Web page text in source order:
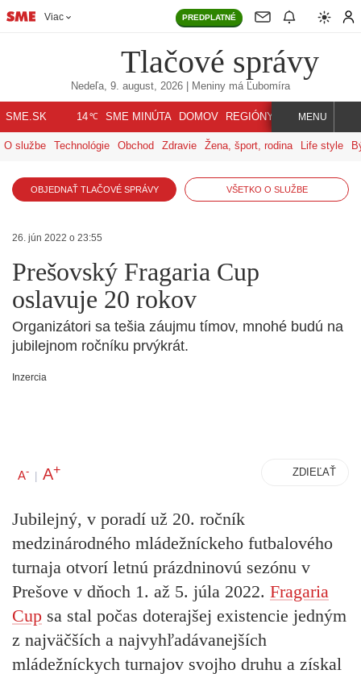
Viac PREDPLATNÉ
Tlačové správy
Nedeľa, 9. august, 2026 | Meniny má Ľubomíra
SME.SK 14℃ SME MINÚTA DOMOV REGIÓNY INDEX SVET
MENU
O službe Technológie Obchod Zdravie Žena, šport, rodina Life style
OBJEDNAŤ TLAČOVÉ SPRÁVY VŠETKO O SLUŽBE
26. jún 2022 o 23:55
Prešovský Fragaria Cup
oslavuje 20 rokov
Organizátori sa tešia záujmu tímov, mnohé budú na
jubilejnom ročníku prvýkrát.
Inzercia
A- | A+ ZDIEĽAŤ
Jubilejný, v poradí už 20. ročník
medzinárodného mládežníckeho futbalového
turnaja otvorí letnú prázdninovú sezónu v
Prešove v dňoch 1. až 5. júla 2022. Fragaria
Cup sa stal počas doterajšej existencie jedným
z najväčších a najvyhľadávanejších
mládežníckych turnajov svojho druhu a získal